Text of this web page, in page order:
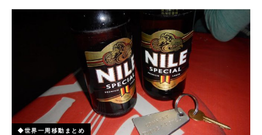
◆世界一周移動まとめ